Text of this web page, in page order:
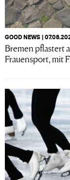
GOOD NEWS |
Bremen pflastert
Frauensport, mit